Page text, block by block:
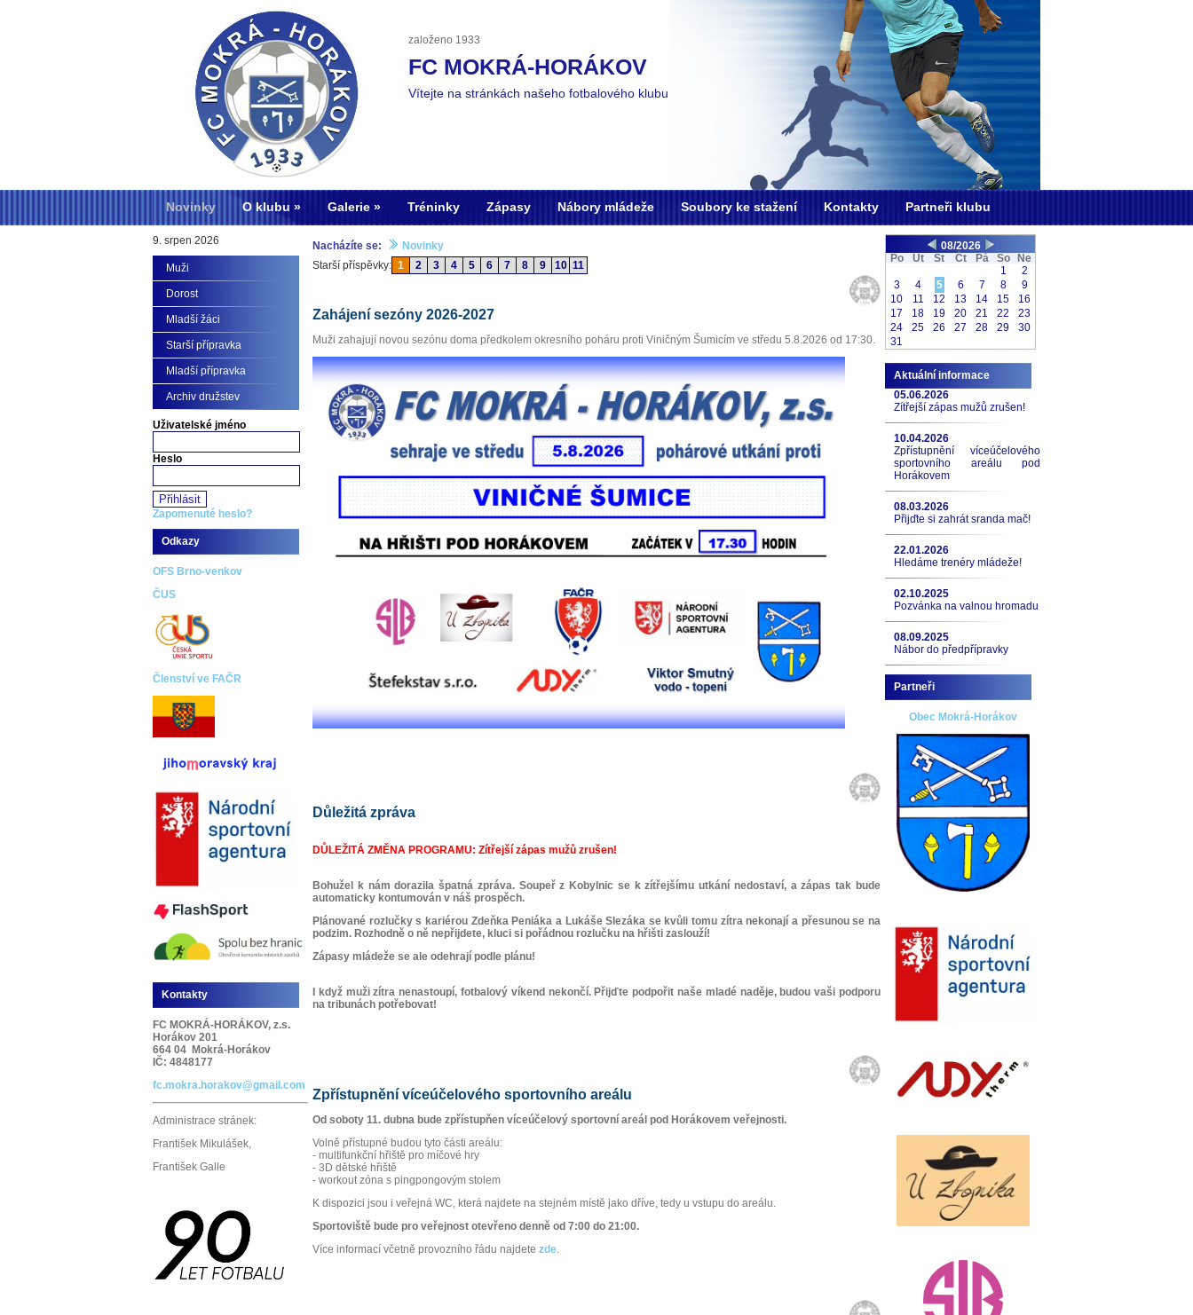
založeno 1933
FC MOKRÁ-HORÁKOV
Vítejte na stránkách našeho fotbalového klubu
Novinky O klubu Galerie Tréninky Zápasy Nábory mládeže Soubory ke stažení Kontakty Partneři klubu
Nacházíte se:
Novinky
Starší příspěvky: 1 2 3 4 5 6 7 8 9 10 11
Zahájení sezóny 2026-2027
Muži zahajují novou sezónu doma předkolem okresního poháru proti Viničným Šumicím ve středu 5.8.2026 od 17:30.
Důležitá zpráva
DŮLEŽITÁ ZMĚNA PROGRAMU: Zítřejší zápas mužů zrušen!
Bohužel k nám dorazila špatná zpráva. Soupeř z Kobylnic se k zítřejšímu utkání nedostaví, a zápas tak bude
automaticky kontumován v náš prospěch.
Plánované rozlučky s kariérou Zdeňka Peniáka a Lukáše Slezáka se kvůli tomu zítra nekonají a přesunou se na
podzim. Rozhodně o ně nepřijdete, kluci si pořádnou rozlučku na hřišti zaslouží!
Zápasy mládeže se ale odehrají podle plánu!
I když muži zítra nenastoupí, fotbalový víkend nekončí. Přijďte podpořit naše mladé naděje, budou vaši podporu
na tribunách potřebovat!
Zpřístupnění víceúčelového sportovního areálu
Od soboty 11. dubna bude zpřístupňen víceúčelový sportovní areál pod Horákovem veřejnosti.
Volně přístupné budou tyto části areálu:
- multifunkční hřiště pro míčové hry
- 3D dětské hřiště
- workout zóna s pingpongovým stolem
K dispozici jsou i veřejná WC, která najdete na stejném místě jako dříve, tedy u vstupu do areálu.
Sportoviště bude pro veřejnost otevřeno denně od 7:00 do 21:00.
Více informací včetně provozního řádu najdete zde.
9. srpen 2026
Muži
Dorost
Mladší žáci
Starší přípravka
Mladší přípravka
Archiv družstev
Uživatelské jméno
Heslo
Zapomenuté heslo?
Odkazy
OFS Brno-venkov
ČUS
Členství ve FAČR
Kontakty
FC MOKRÁ-HORÁKOV, z.s.
Horákov 201
664 04 Mokrá-Horákov
IČ: 4848177
fc.mokra.horakov@gmail.com
Administrace stránek:
František Mikulášek,
František Galle
08/2026
Po
Ut St Čt Pá So
Ne
1
2
3
4 5 6 7 8
9
10
11 12 13 14 15
16
17
18 19 20 21 22
23
24
25 26 27 28 29
30
31
Aktuální informace
05.06.2026
Zítřejší zápas mužů zrušen!
10.04.2026
Zpřístupnění víceúčelového
sportovního areálu pod
Horákovem
08.03.2026
Přijďte si zahrát sranda mač!
22.01.2026
Hledáme trenéry mládeže!
02.10.2025
Pozvánka na valnou hromadu
08.09.2025
Nábor do předpřípravky
Partneři
Obec Mokrá-Horákov